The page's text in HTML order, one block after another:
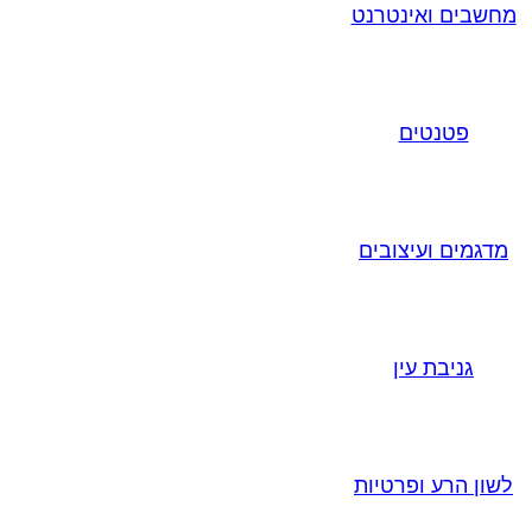
מחשבים ואינטרנט
פטנטים
מדגמים ועיצובים
גניבת עין
לשון הרע ופרטיות